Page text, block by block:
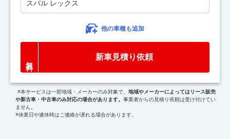
スバル レックス
他の車種も追加
新車見積り依頼
※本サービスは一部地域・メーカーのみ対象で、 地域やメーカーによってはリース販売
や新古車・中古車のみ対応の場合があります。 事業者からの見積り依頼は受け付けてい
ません。
※休業日や連休時はご連絡が遅れる場合があります。